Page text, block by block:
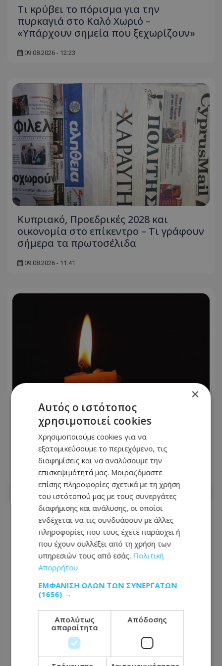
Τι κρύβει το πόρισμα για την
πυρκαγιά στο Καλό Χωριό –
«Υπάρχουν σημεία που ξεχωρίζουν»
09.08.2026 - 12:23
Κυπριακό, Προεδρικές 2028 και
οικονομία στο επίκεντρο – Τι γράφουν
σήμερα τα πρωτοσέλιδα
09.08.2026 - 11:41
Στη γειτονιά των αγγέλων ο Ανδρέας
Δημητρίου – Πότε θα γίνει η κηδεία –
Δείτε φωτογραφία του
09.08.2026 - 10:17
«Ασέβεια ακόμη και στους νεκρούς
ήρωες» – Σάλος με την εμφάνιση του
×
Αυτός ο ιστότοπος
χρησιμοποιεί cookies
Χρησιμοποιούμε cookies για να
εξατομικεύσουμε το περιεχόμενο, τις
διαφημίσεις και να αναλύσουμε την
επισκεψιμότητά μας. Μοιραζόμαστε
επίσης πληροφορίες σχετικά με τη χρήση
του ιστότοπού μας με τους συνεργάτες
διαφήμισης και ανάλυσης, οι οποίοι
ενδέχεται να τις συνδυάσουν με άλλες
πληροφορίες που τους έχετε παράσχει ή
που έχουν συλλέξει από τη χρήση των
υπηρεσιών τους από εσάς. Πολιτική
Απορρήτου
ΕΜΦΆΝΙΣΗ ΌΛΩΝ ΤΩΝ ΣΥΝΕΡΓΑΤΏΝ
(1656) →
Απολύτως
απαραίτητα
Απόδοσης